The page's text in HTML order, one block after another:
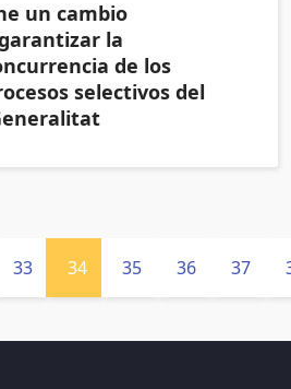
un cambio
la
de los
selectivos del
33 34 35 36 37